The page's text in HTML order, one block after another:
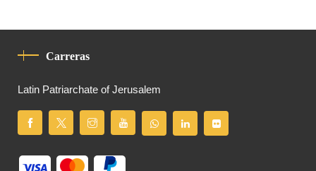
Carreras
Latin Patriarchate of Jerusalem